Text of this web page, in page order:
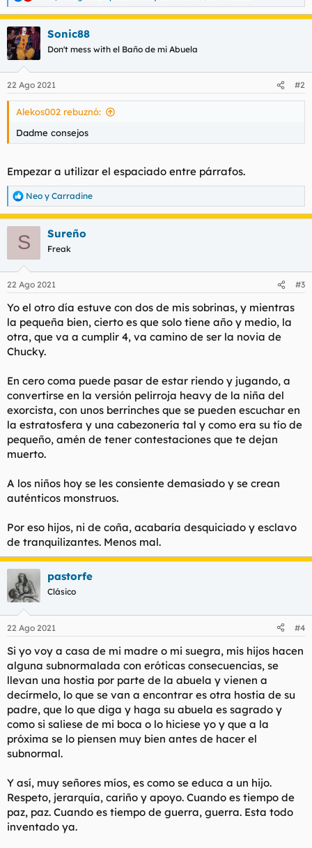
e
a
c
c
i
e
s
Sonic88
Don't mess with el Baño de mi Abuela
22 Ago 2021 #2
Alekos002 rebuznó:
Dadme consejos
Empezar a utilizar el espaciado entre párrafos.
R
e
a
e
:
Neo y Carradine
S Sureño
Freak
22 Ago 2021 #3
Yo el otro día estuve con dos de mis sobrinas, y mientras
la pequeña bien, cierto es que solo tiene año y medio, la
otra, que va a cumplir 4, va camino de ser la novia de
Chucky.
En cero coma puede pasar de estar riendo y jugando, a
convertirse en la versión pelirroja heavy de la niña del
exorcista, con unos berrinches que se pueden escuchar en
la estratosfera y una cabezonería tal y como era su tío de
pequeño, amén de tener contestaciones que te dejan
muerto.
A los niños hoy se les consiente demasiado y se crean
auténticos monstruos.
Por eso hijos, ni de coña, acabaría desquiciado y esclavo
de tranquilizantes. Menos mal.
pastorfe
Clásico
22 Ago 2021 #4
Si yo voy a casa de mi madre o mi suegra, mis hijos hacen
alguna subnormalada con eróticas consecuencias, se
llevan una hostia por parte de la abuela y vienen a
decírmelo, lo que se van a encontrar es otra hostia de su
padre, que lo que diga y haga su abuela es sagrado y
como si saliese de mi boca o lo hiciese yo y que a la
próxima se lo piensen muy bien antes de hacer el
subnormal.
Y así, muy señores míos, es como se educa a un hijo.
Respeto, jerarquía, cariño y apoyo. Cuando es tiempo de
paz, paz. Cuando es tiempo de guerra, guerra. Esta todo
inventado ya.